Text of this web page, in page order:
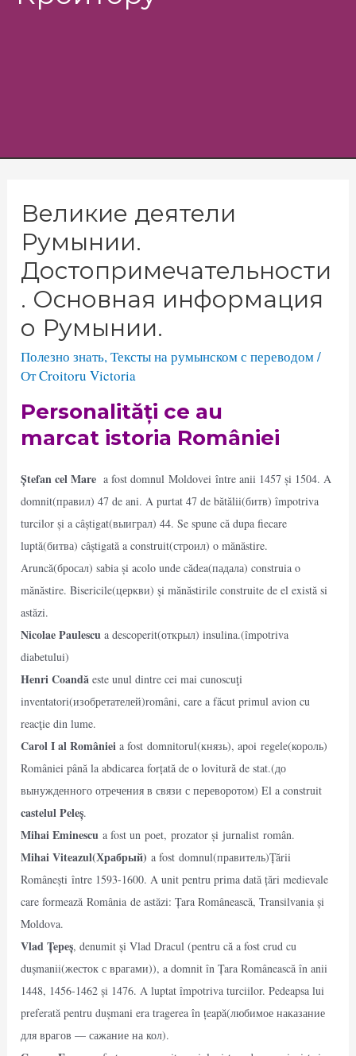
Великие деятели
Румынии.
Достопримечательности
. Основная информация
о Румынии.
Полезно знать,Тексты на румынском с переводом/
ОтCroitoru Victoria
Personalități ce au
marcat istoria României
Ștefan cel Mare a fost domnul Moldovei între anii 1457 și 1504. A
domnit(правил) 47 de ani. A purtat 47 de bătălii(битв) împotriva
turcilor și a câștigat(выиграл) 44. Se spune că dupa fiecare
luptă(битва) câștigată a construit(строил) o mănăstire.
Aruncă(бросал) sabia și acolo unde cădea(падала) construia o
mănăstire. Bisericile(церкви) și mănăstirile construite de el există si
astăzi.
Nicolae Paulescu a descoperit(открыл) insulina.(împotriva
diabetului)
Henri Coandă este unul dintre cei mai cunoscuţi
inventatori(изобретателей)români, care a făcut primul avion cu
reacţie din lume.
Carol I al României a fost domnitorul(князь), apoi regele(король)
României până la abdicarea forțată de o lovitură de stat.(до
вынужденного отречения в связи с переворотом) El a construit
castelul Peleș.
Mihai Eminescu a fost un poet, prozator și jurnalist român.
Mihai Viteazul(Храбрый) a fost domnul(правитель)Țării
Românești între 1593-1600. A unit pentru prima dată țări medievale
care formează România de astăzi: Țara Românească, Transilvania și
Moldova.
Vlad Țepeș, denumit și Vlad Dracul (pentru că a fost crud cu
dușmanii(жесток с врагами)), a domnit în Țara Românească în anii
1448, 1456-1462 și 1476. A luptat împotriva turciilor. Pedeapsa lui
preferată pentru dușmani era tragerea în țeapă(любимое наказание
для врагов — сажание на кол).